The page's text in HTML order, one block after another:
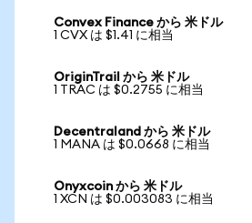
Convex Finance から 米ドル
1 CVX は $1.41 に相当
OriginTrail から 米ドル
1 TRAC は $0.2755 に相当
Decentraland から 米ドル
1 MANA は $0.0668 に相当
Onyxcoin から 米ドル
1 XCN は $0.003083 に相当